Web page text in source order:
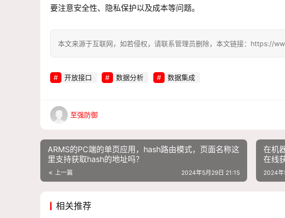
要注意安全性、隐私保护以及成本等问题。
本文来源于互联网，如若侵权，请联系管理员删除，本文链接：https://
开放接口 数据分析 数据集成
至强防御
ARMS的PC端的单页应用，hash路由模式，页面名称这
里支持获取hash的地址吗？
上一篇 2024年5月29日 21:15
在机
在线
2024年
相关推荐